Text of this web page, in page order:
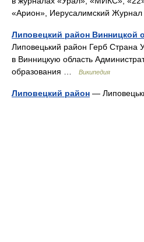
«Арион», Иерусалимский
Липовецкий район Винницкой
Липовецький район Герб Страна
в Винницкую область
образования …
Википедия
Липовецкий район —